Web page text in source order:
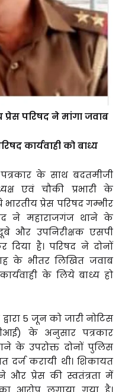
प्रेस परिषद ने मांगा जवाब
कार्यवाही को बाध्य
के साथ बदतमीजी
एवं चौकी प्रभारी के
प्रेस परिषद गम्भीर
ने महाराजगंज थाने के
और उपनिरीक्षक एसपी
दिया है। परिषद ने दोनों
के भीतर लिखित जवाब
के लिये बाध्य हो
5 जून को जारी नोटिस
के अनुसार पत्रकार
के उपरोक्त दोनों पुलिस
दर्ज करायी थी। शिकायत
और प्रेस की स्वतंत्रता में